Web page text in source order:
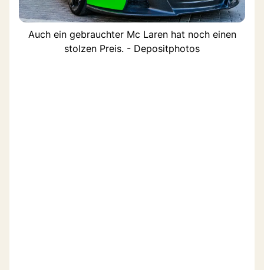
Auch ein gebrauchter Mc Laren hat noch einen
stolzen Preis. - Depositphotos